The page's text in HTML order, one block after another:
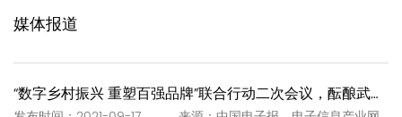
媒体报道